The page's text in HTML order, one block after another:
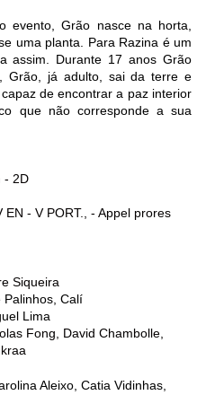
evento, Grão nasce na horta,
uma planta. Para Razina é um
assim. Durante 17 anos Grão
Grão, já adulto, sai da terre e
de encontrar a paz interior
que não corresponde a sua
- 2D
- V PORT., - Appel prores
Siqueira
Calí
Lima
Fong, David Chambolle,
Aleixo, Catia Vidinhas,